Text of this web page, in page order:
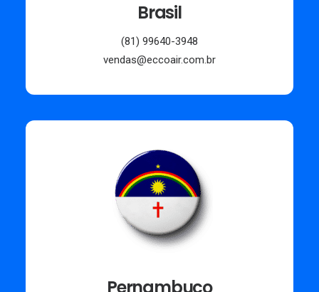
Brasil
(81) 99640-3948
vendas@eccoair.com.br